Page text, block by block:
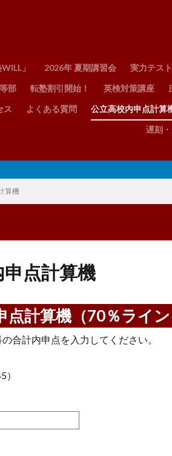
」 2026年 夏期講習会 実力テス
部 転塾割引開始！ 英検対策講座
ス よくある質問 公立高校内申点計算
遅刻
算機
点計算機
点計算機（70％ライン
合計内申点を入力してください。